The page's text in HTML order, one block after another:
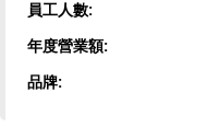
員工人數:
年度營業額:
品牌: